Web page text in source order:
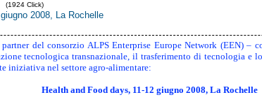
(1924 Click)
2008, La Rochelle
del consorzio ALPS Enterprise Europe Network (EEN) –
tecnologica transnazionale, il trasferimento di tecnologia e
iniziativa nel settore agro-alimentare:
Health and Food days, 11-12 giugno 2008, La Rochelle